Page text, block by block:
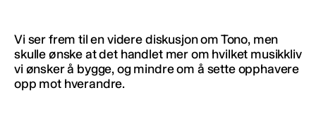
Vi ser frem til en videre diskusjon om Tono, men
skulle ønske at det handlet mer om hvilket musikkliv
vi ønsker å bygge, og mindre om å sette opphavere
opp mot hverandre.